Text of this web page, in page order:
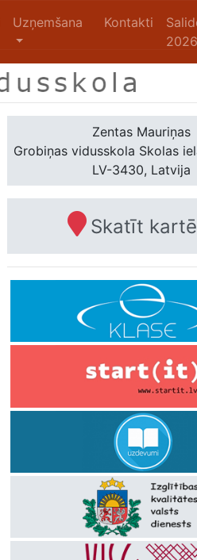
Uzņemšana Kontakti
2026
Zentas Mauriņas
Grobiņas vidusskola Skolas
LV-3430, Latvija
Skatīt